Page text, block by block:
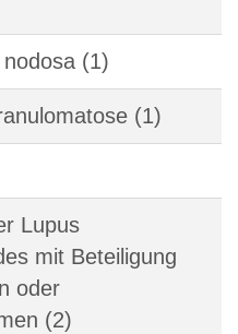
(1)
(1)
Lupus
mit Beteiligung
oder
(2)